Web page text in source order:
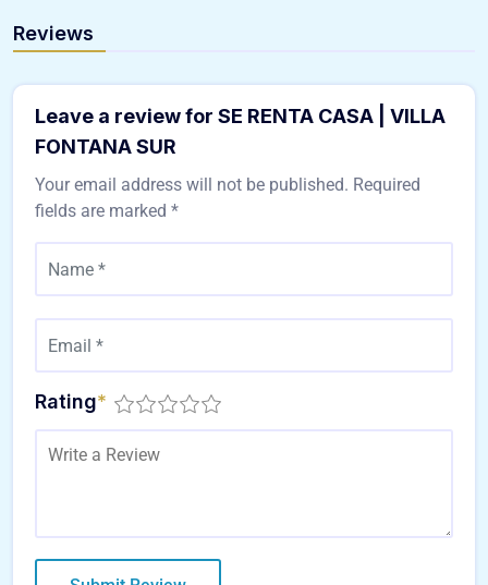
Reviews
Leave a review for SE RENTA CASA | VILLA
FONTANA SUR
Your email address will not be published. Required
fields are marked *
Rating*